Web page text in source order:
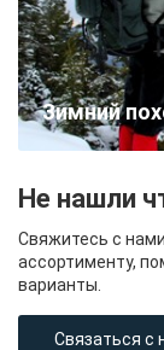
Зимний
Не нашли
Свяжитесь с
ассортименту,
варианты.
Связаться с